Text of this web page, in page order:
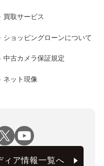
買取サービス
ショッピングローンについて
中古カメラ保証規定
ネット現像
ィア情報一覧へ